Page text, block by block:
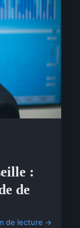
:
de
de lecture →